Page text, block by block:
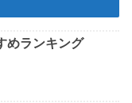
めランキング